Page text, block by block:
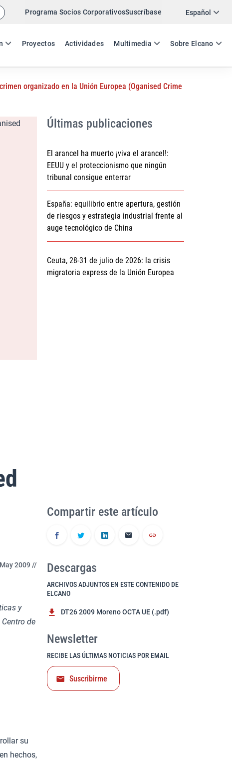
Programa Socios CorporativosSuscríbase Español
ES EN
Proyectos Actividades Multimedia Sobre Elcano
COMPARTIR DOCUMENTO DE TRABAJO
Twitter
Enlace
organizado en la Unión Europea (Oganised Crime
2009 //
Últimas publicaciones
El arancel ha muerto ¡viva el arancel!:
EEUU y el proteccionismo que ningún
tribunal consigue enterrar
España: equilibrio entre apertura, gestión
de riesgos y estrategia industrial frente al
auge tecnológico de China
Ceuta, 28-31 de julio de 2026: la crisis
migratoria express de la Unión Europea
y
de
su
hechos,
Compartir este artículo
Descargas
ARCHIVOS ADJUNTOS EN ESTE CONTENIDO DE
ELCANO
DT26 2009 Moreno OCTA UE (.pdf)
Newsletter
RECIBE LAS ÚLTIMAS NOTICIAS POR EMAIL
Suscribirme